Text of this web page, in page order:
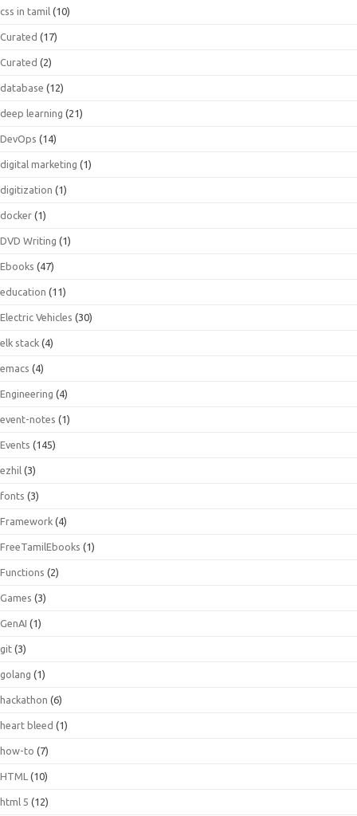
css in tamil (10)
Curated (17)
Curated (2)
database (12)
deep learning (21)
DevOps (14)
digital marketing (1)
digitization (1)
docker (1)
DVD Writing (1)
Ebooks (47)
education (11)
Electric Vehicles (30)
elk stack (4)
emacs (4)
Engineering (4)
event-notes (1)
Events (145)
ezhil (3)
fonts (3)
Framework (4)
FreeTamilEbooks (1)
Functions (2)
Games (3)
GenAI (1)
git (3)
golang (1)
hackathon (6)
heart bleed (1)
how-to (7)
HTML (10)
html 5 (12)